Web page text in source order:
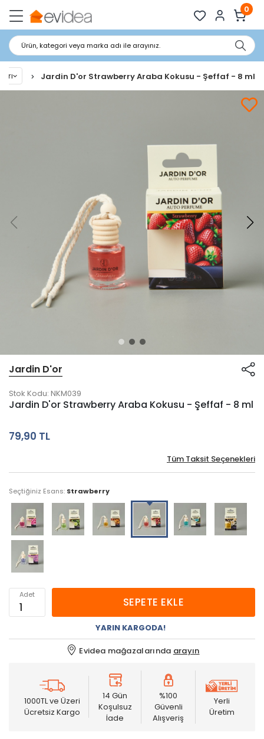
0
Ürün, kategori veya marka adı ile arayınız.
Jardin D'or Strawberry Araba Kokusu - Şeffaf - 8 ml
Jardin D'or
Stok Kodu: NKM039
Jardin D'or Strawberry Araba Kokusu - Şeffaf - 8 ml
79,90 TL
Tüm Taksit Seçenekleri
Seçtiğiniz Esans: Strawberry
Adet
SEPETE EKLE
YARIN KARGODA!
Evidea mağazalarında arayın
1000TL ve Üzeri
Ücretsiz Kargo
14 Gün
Koşulsuz
İade
%100
Güvenli
Alışveriş
Yerli
Üretim